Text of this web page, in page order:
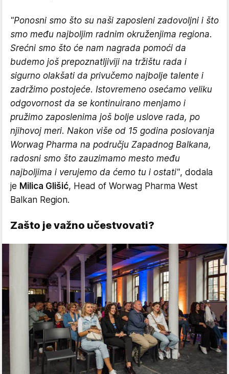
"Ponosni smo što su naši zaposleni zadovoljni i što
smo među najboljim radnim okruženjima regiona.
Srećni smo što će nam nagrada pomoći da
budemo još prepoznatljiviji na tržištu rada i
sigurno olakšati da privučemo najbolje talente i
zadržimo postojeće. Istovremeno osećamo veliku
odgovornost da se kontinuirano menjamo i
pružimo zaposlenima još bolje uslove rada, po
njihovoj meri. Nakon više od 15 godina poslovanja
Worwag Pharma na području Zapadnog Balkana,
radosni smo što zauzimamo mesto među
najboljima i verujemo da ćemo tu i ostati", dodala
je Milica Glišić, Head of Worwag Pharma West
Balkan Region.
Zašto je važno učestvovati?